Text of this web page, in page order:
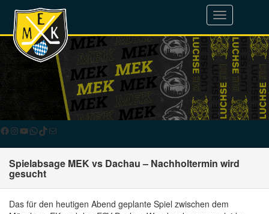
Toggle
navigation
Facebook
Instagram
YouTube
WhatsApp
TikTok
E-Mail
Spielabsage MEK vs Dachau – Nachholtermin wird
gesucht
Das für den heutigen Abend geplante Spiel zwischen dem